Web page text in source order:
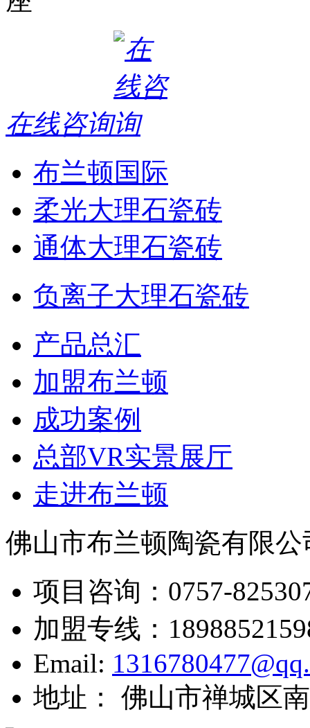
在线咨询
布兰顿国际
柔光大理石瓷砖
通体大理石瓷砖
负离子大理石瓷砖
产品总汇
加盟布兰顿
成功案例
总部VR实景展厅
走进布兰顿
佛山市布兰顿陶瓷有限公
项目咨询： 0757-
加盟专线：
Email:
地址： 佛山市禅城区